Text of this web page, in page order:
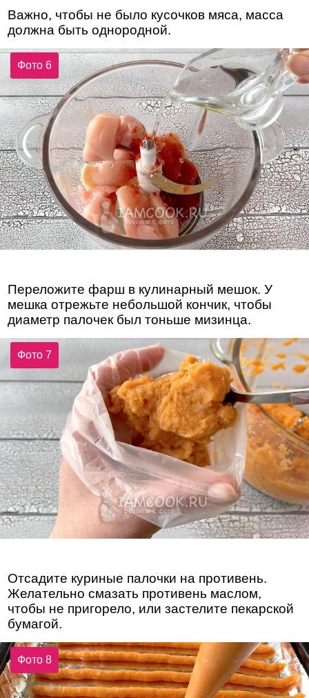
Важно, чтобы не было кусочков мяса, масса
должна быть однородной.
Фото 6
Переложите фарш в кулинарный мешок. У
мешка отрежьте небольшой кончик, чтобы
диаметр палочек был тоньше мизинца.
Фото 7
Отсадите куриные палочки на противень.
Желательно смазать противень маслом,
чтобы не пригорело, или застелите пекарской
бумагой.
Фото 8